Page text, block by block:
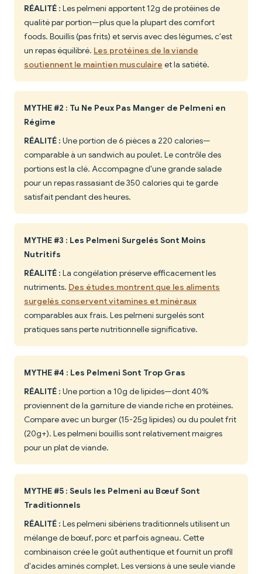
RÉALITÉ : Les pelmeni apportent 12g de protéines de
qualité par portion—plus que la plupart des comfort
foods. Bouillis (pas frits) et servis avec des légumes, c'est
un repas équilibré. Les protéines de la viande
soutiennent le maintien musculaire et la satiété.
MYTHE #2 : Tu Ne Peux Pas Manger de Pelmeni en
Régime
RÉALITÉ : Une portion de 6 pièces a 220 calories—
comparable à un sandwich au poulet. Le contrôle des
portions est la clé. Accompagne d'une grande salade
pour un repas rassasiant de 350 calories qui te garde
satisfait pendant des heures.
MYTHE #3 : Les Pelmeni Surgelés Sont Moins
Nutritifs
RÉALITÉ : La congélation préserve efficacement les
nutriments. Des études montrent que les aliments
surgelés conservent vitamines et minéraux
comparables aux frais. Les pelmeni surgelés sont
pratiques sans perte nutritionnelle significative.
MYTHE #4 : Les Pelmeni Sont Trop Gras
RÉALITÉ : Une portion a 10g de lipides—dont 40%
proviennent de la garniture de viande riche en protéines.
Compare avec un burger (15-25g lipides) ou du poulet frit
(20g+). Les pelmeni bouillis sont relativement maigres
pour un plat de viande.
MYTHE #5 : Seuls les Pelmeni au Bœuf Sont
Traditionnels
RÉALITÉ : Les pelmeni sibériens traditionnels utilisent un
mélange de bœuf, porc et parfois agneau. Cette
combinaison crée le goût authentique et fournit un profil
d'acides aminés complet. Les versions à une seule viande